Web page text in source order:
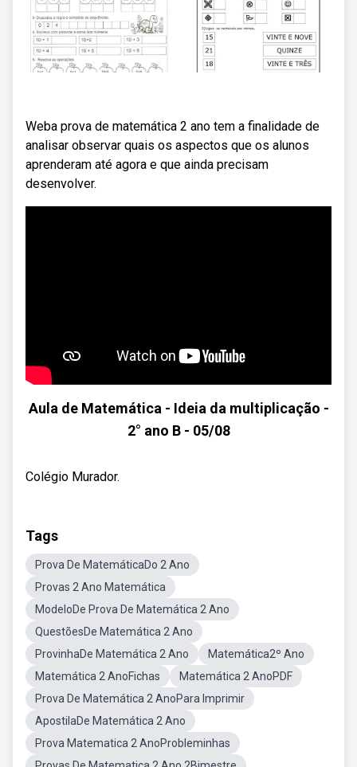
Weba prova de matemática 2 ano tem a finalidade de
analisar observar quais os aspectos que os alunos
aprenderam até agora e que ainda precisam
desenvolver.
Aula de Matemática - Ideia da multiplicação -
2° ano B - 05/08
Colégio Murador.
Tags
Prova De MatemáticaDo 2 Ano
Provas 2 Ano Matemática
ModeloDe Prova De Matemática 2 Ano
QuestõesDe Matemática 2 Ano
ProvinhaDe Matemática 2 Ano
Matemática2º Ano
Matemática 2 AnoFichas
Matemática 2 AnoPDF
Prova De Matemática 2 AnoPara Imprimir
ApostilaDe Matemática 2 Ano
Prova Matematica 2 AnoProbleminhas